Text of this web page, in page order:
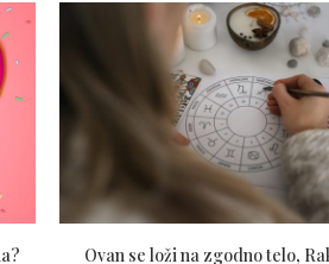
Ovan se loži na zgodno telo,